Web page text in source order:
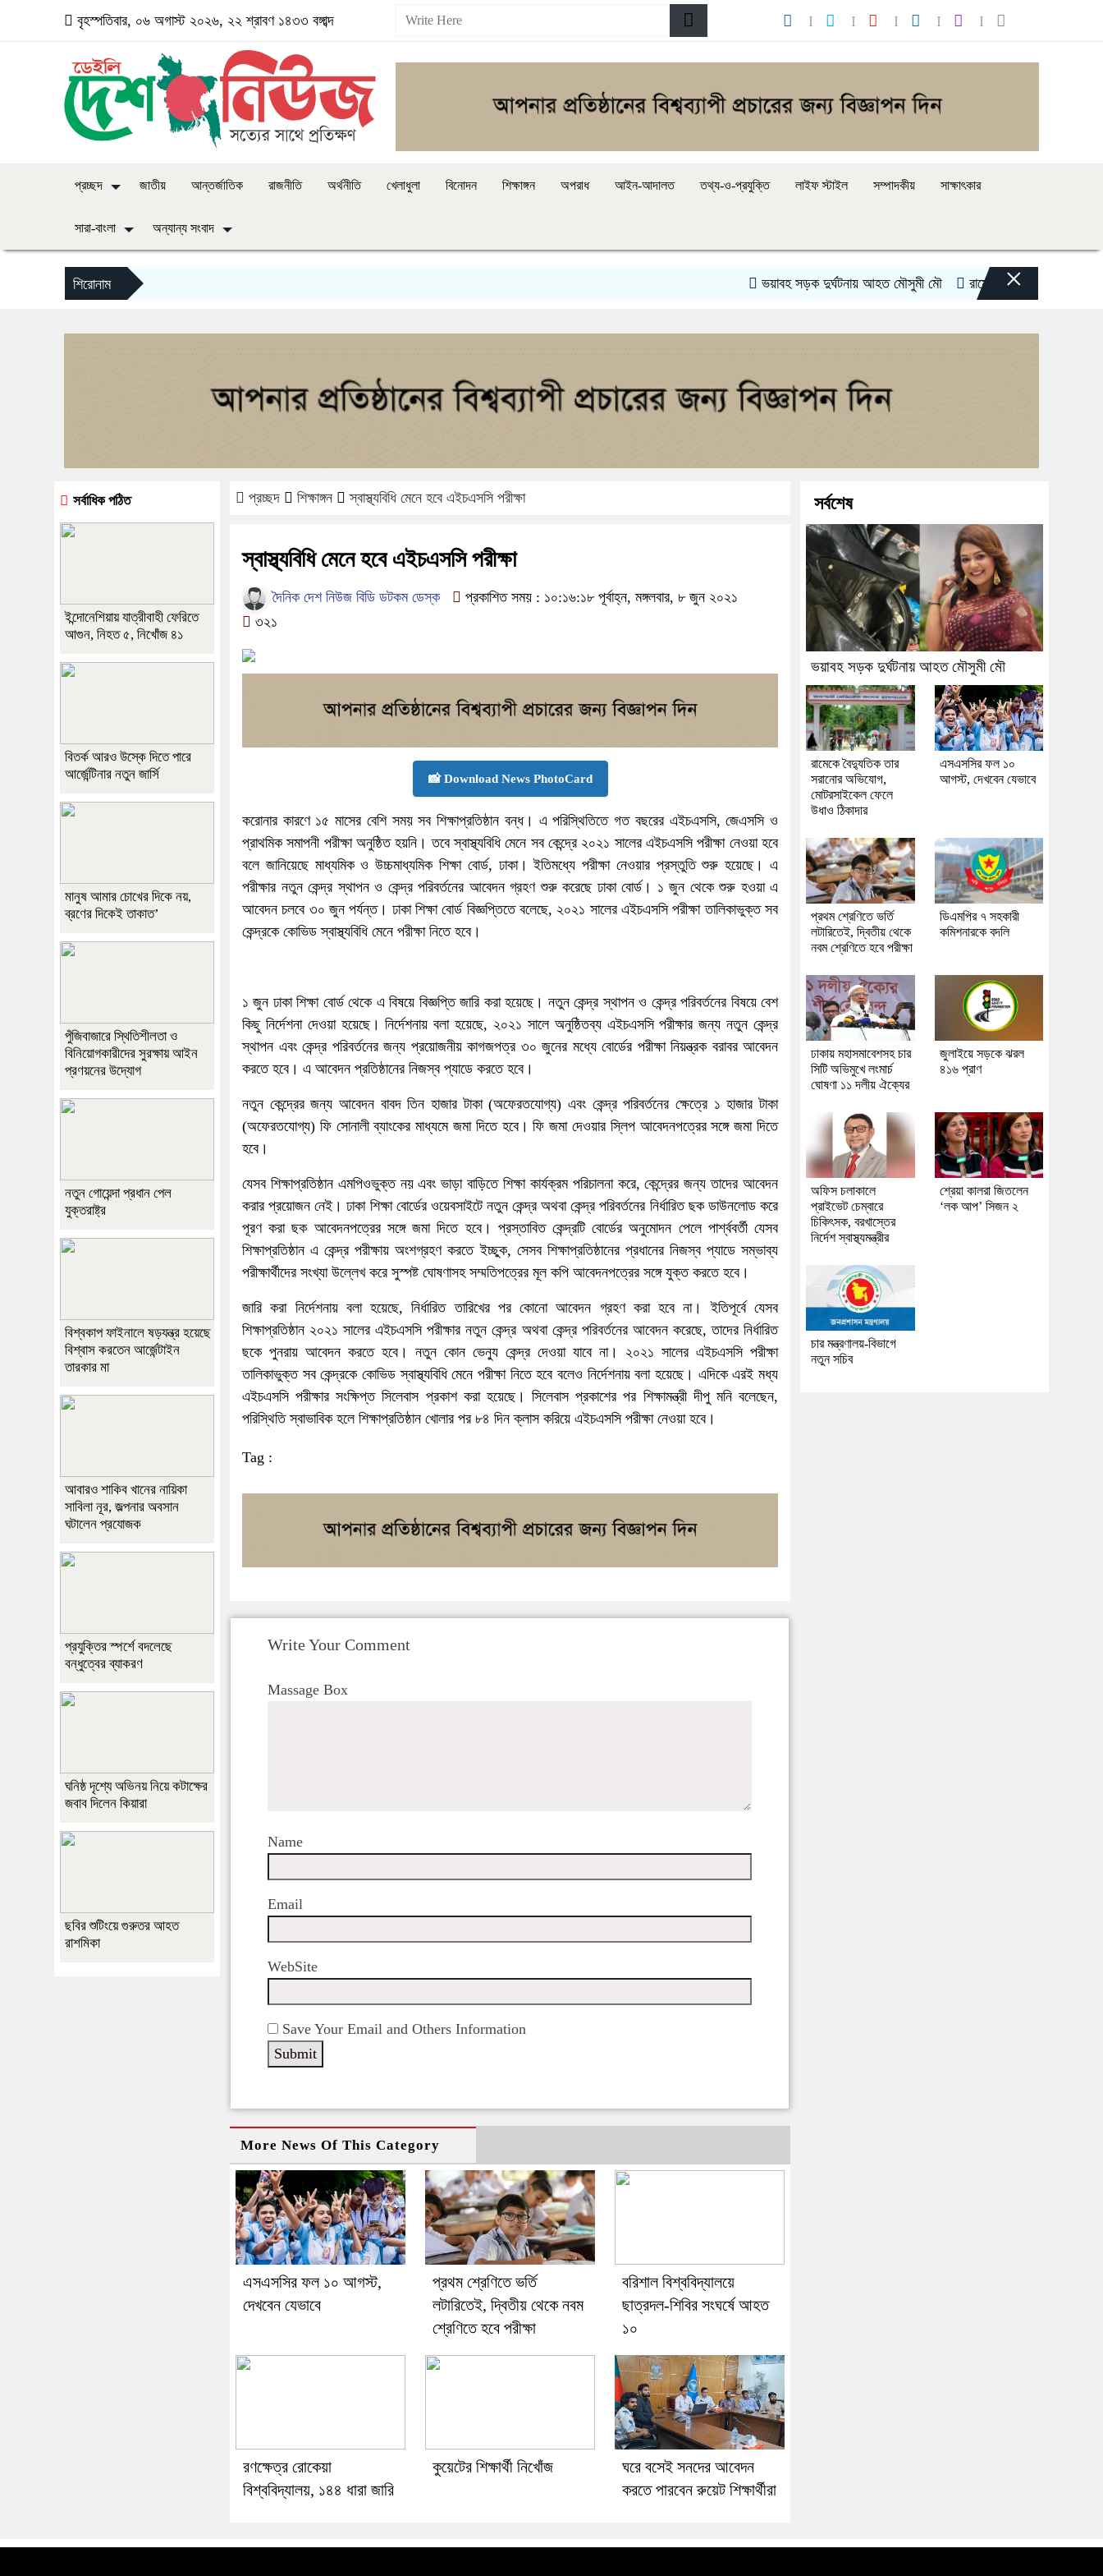
বৃহস্পতিবার, ০৬ অগাস্ট ২০২৬, ২২ শ্রাবণ ১৪৩৩ বঙ্গাব্দ
প্রচ্ছদ জাতীয় আন্তর্জাতিক রাজনীতি অর্থনীতি খেলাধুলা বিনোদন শিক্ষাঙ্গন অপরাধ আইন-আদালত তথ্য-ও-প্রযুক্তি লাইফ স্টাইল সম্পাদকীয় সাক্ষাৎকার
সারা-বাংলা অন্যান্য সংবাদ
শিরোনাম ভয়াবহ সড়ক দুর্ঘটনায় আহত মৌসুমী মৌ রামেকে বৈদ্যুতিক তার সরানোর
×
প্রচ্ছদ শিক্ষাঙ্গন স্বাস্থ্যবিধি মেনে হবে এইচএসসি পরীক্ষা
স্বাস্থ্যবিধি মেনে হবে এইচএসসি পরীক্ষা
দৈনিক দেশ নিউজ বিডি ডটকম ডেস্ক
প্রকাশিত সময় : ১০:১৬:১৮ পূর্বাহ্ন, মঙ্গলবার, ৮ জুন ২০২১
৩২১
📸 Download News PhotoCard
করোনার কারণে ১৫ মাসের বেশি সময় সব শিক্ষাপ্রতিষ্ঠান বন্ধ। এ পরিস্থিতিতে গত বছরের এইচএসসি, জেএসসি ও
প্রাথমিক সমাপনী পরীক্ষা অনুষ্ঠিত হয়নি। তবে স্বাস্থ্যবিধি মেনে সব কেন্দ্রে ২০২১ সালের এইচএসসি পরীক্ষা নেওয়া হবে
বলে জানিয়েছে মাধ্যমিক ও উচ্চমাধ্যমিক শিক্ষা বোর্ড, ঢাকা। ইতিমধ্যে পরীক্ষা নেওয়ার প্রস্তুতি শুরু হয়েছে। এ
পরীক্ষার নতুন কেন্দ্র স্থাপন ও কেন্দ্র পরিবর্তনের আবেদন গ্রহণ শুরু করেছে ঢাকা বোর্ড। ১ জুন থেকে শুরু হওয়া এ
আবেদন চলবে ৩০ জুন পর্যন্ত। ঢাকা শিক্ষা বোর্ড বিজ্ঞপ্তিতে বলেছে, ২০২১ সালের এইচএসসি পরীক্ষা তালিকাভুক্ত সব
কেন্দ্রকে কোভিড স্বাস্থ্যবিধি মেনে পরীক্ষা নিতে হবে।
১ জুন ঢাকা শিক্ষা বোর্ড থেকে এ বিষয়ে বিজ্ঞপ্তি জারি করা হয়েছে। নতুন কেন্দ্র স্থাপন ও কেন্দ্র পরিবর্তনের বিষয়ে বেশ
কিছু নির্দেশনা দেওয়া হয়েছে। নির্দেশনায় বলা হয়েছে, ২০২১ সালে অনুষ্ঠিতব্য এইচএসসি পরীক্ষার জন্য নতুন কেন্দ্র
স্থাপন এবং কেন্দ্র পরিবর্তনের জন্য প্রয়োজনীয় কাগজপত্র ৩০ জুনের মধ্যে বোর্ডের পরীক্ষা নিয়ন্ত্রক বরাবর আবেদন
করতে হবে। এ আবেদন প্রতিষ্ঠানের নিজস্ব প্যাডে করতে হবে।
নতুন কেন্দ্রের জন্য আবেদন বাবদ তিন হাজার টাকা (অফেরতযোগ্য) এবং কেন্দ্র পরিবর্তনের ক্ষেত্রে ১ হাজার টাকা
(অফেরতযোগ্য) ফি সোনালী ব্যাংকের মাধ্যমে জমা দিতে হবে। ফি জমা দেওয়ার স্লিপ আবেদনপত্রের সঙ্গে জমা দিতে
হবে।
যেসব শিক্ষাপ্রতিষ্ঠান এমপিওভুক্ত নয় এবং ভাড়া বাড়িতে শিক্ষা কার্যক্রম পরিচালনা করে, কেন্দ্রের জন্য তাদের আবেদন
করার প্রয়োজন নেই। ঢাকা শিক্ষা বোর্ডের ওয়েবসাইটে নতুন কেন্দ্র অথবা কেন্দ্র পরিবর্তনের নির্ধারিত ছক ডাউনলোড করে
পূরণ করা ছক আবেদনপত্রের সঙ্গে জমা দিতে হবে। প্রস্তাবিত কেন্দ্রটি বোর্ডের অনুমোদন পেলে পার্শ্ববর্তী যেসব
শিক্ষাপ্রতিষ্ঠান এ কেন্দ্র পরীক্ষায় অংশগ্রহণ করতে ইচ্ছুক, সেসব শিক্ষাপ্রতিষ্ঠানের প্রধানের নিজস্ব প্যাডে সম্ভাব্য
পরীক্ষার্থীদের সংখ্যা উল্লেখ করে সুস্পষ্ট ঘোষণাসহ সম্মতিপত্রের মূল কপি আবেদনপত্রের সঙ্গে যুক্ত করতে হবে।
জারি করা নির্দেশনায় বলা হয়েছে, নির্ধারিত তারিখের পর কোনো আবেদন গ্রহণ করা হবে না। ইতিপূর্বে যেসব
শিক্ষাপ্রতিষ্ঠান ২০২১ সালের এইচএসসি পরীক্ষার নতুন কেন্দ্র অথবা কেন্দ্র পরিবর্তনের আবেদন করেছে, তাদের নির্ধারিত
ছকে পুনরায় আবেদন করতে হবে। নতুন কোন ভেন্যু কেন্দ্র দেওয়া যাবে না। ২০২১ সালের এইচএসসি পরীক্ষা
তালিকাভুক্ত সব কেন্দ্রকে কোভিড স্বাস্থ্যবিধি মেনে পরীক্ষা নিতে হবে বলেও নির্দেশনায় বলা হয়েছে। এদিকে এরই মধ্য
এইচএসসি পরীক্ষার সংক্ষিপ্ত সিলেবাস প্রকাশ করা হয়েছে। সিলেবাস প্রকাশের পর শিক্ষামন্ত্রী দীপু মনি বলেছেন,
পরিস্থিতি স্বাভাবিক হলে শিক্ষাপ্রতিষ্ঠান খোলার পর ৮৪ দিন ক্লাস করিয়ে এইচএসসি পরীক্ষা নেওয়া হবে।
Tag :
Write Your Comment
Massage Box
Name
Email
WebSite
Save Your Email and Others Information
More News Of This Category
এসএসসির ফল ১০ আগস্ট,
দেখবেন যেভাবে
প্রথম শ্রেণিতে ভর্তি
লটারিতেই, দ্বিতীয় থেকে নবম
শ্রেণিতে হবে পরীক্ষা
বরিশাল বিশ্ববিদ্যালয়ে
ছাত্রদল-শিবির সংঘর্ষে আহত
১০
রণক্ষেত্র রোকেয়া
বিশ্ববিদ্যালয়, ১৪৪ ধারা জারি
কুয়েটের শিক্ষার্থী নিখোঁজ
ঘরে বসেই সনদের আবেদন
করতে পারবেন রুয়েট শিক্ষার্থীরা
সর্বাধিক পঠিত
ইন্দোনেশিয়ায় যাত্রীবাহী ফেরিতে
আগুন, নিহত ৫, নিখোঁজ ৪১
বিতর্ক আরও উস্কে দিতে পারে
আর্জেন্টিনার নতুন জার্সি
মানুষ আমার চোখের দিকে নয়,
ব্রণের দিকেই তাকাত’
পুঁজিবাজারে স্থিতিশীলতা ও
বিনিয়োগকারীদের সুরক্ষায় আইন
প্রণয়নের উদ্যোগ
নতুন গোয়েন্দা প্রধান পেল
যুক্তরাষ্ট্র
বিশ্বকাপ ফাইনালে ষড়যন্ত্র হয়েছে
বিশ্বাস করতেন আর্জেন্টাইন
তারকার মা
আবারও শাকিব খানের নায়িকা
সাবিলা নূর, জল্পনার অবসান
ঘটালেন প্রযোজক
প্রযুক্তির স্পর্শে বদলেছে
বন্ধুত্বের ব্যাকরণ
ঘনিষ্ঠ দৃশ্যে অভিনয় নিয়ে কটাক্ষের
জবাব দিলেন কিয়ারা
ছবির শুটিংয়ে গুরুতর আহত
রাশমিকা
সর্বশেষ
ভয়াবহ সড়ক দুর্ঘটনায় আহত মৌসুমী মৌ
রামেকে বৈদ্যুতিক তার
সরানোর অভিযোগ,
মোটরসাইকেল ফেলে
উধাও ঠিকাদার
এসএসসির ফল ১০
আগস্ট, দেখবেন যেভাবে
প্রথম শ্রেণিতে ভর্তি
লটারিতেই, দ্বিতীয় থেকে
নবম শ্রেণিতে হবে পরীক্ষা
ডিএমপির ৭ সহকারী
কমিশনারকে বদলি
ঢাকায় মহাসমাবেশসহ চার
সিটি অভিমুখে লংমার্চ
ঘোষণা ১১ দলীয় ঐক্যের
জুলাইয়ে সড়কে ঝরল
৪১৬ প্রাণ
অফিস চলাকালে
প্রাইভেট চেম্বারে
চিকিৎসক, বরখাস্তের
নির্দেশ স্বাস্থ্যমন্ত্রীর
শ্রেয়া কালরা জিতলেন
‘লক আপ’ সিজন ২
চার মন্ত্রণালয়-বিভাগে
নতুন সচিব